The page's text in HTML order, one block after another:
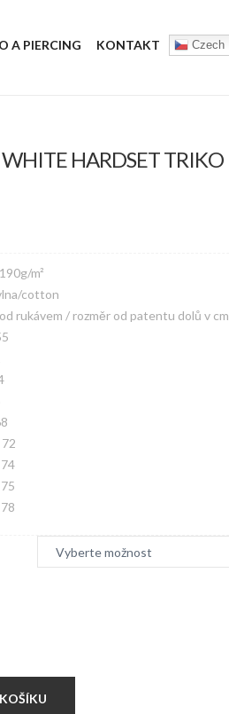
A PIERCING KONTAKT Czech
WHITE HARDSET TRIKO
m²
cotton
rukávem / rozměr od patentu dolů v cm